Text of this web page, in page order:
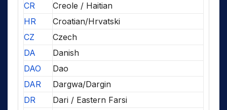
CR
Creole / Haitian
HR
Croatian/Hrvatski
CZ
Czech
DA
Danish
DAO
Dao
DAR
Dargwa/Dargin
DR
Dari / Eastern Farsi